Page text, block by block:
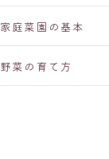
家庭菜園の基本
野菜の育て方